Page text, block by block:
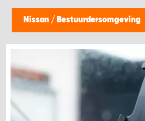
Nissan / Bestuurdersomgeving
WORK SYSTEM EVERDINGEN
WORK SYSTEM GORREDIJK